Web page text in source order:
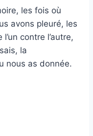
les fois où
avons pleuré, les
contre l’autre,
la
nous as donnée.